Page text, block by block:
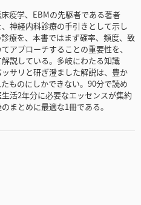
疫学、EBMの先駆者である著者
神経内科診療の手引きとして示し
療を、本書ではまず確率、頻度、致
アプローチすることの重要性を、
説している。多岐にわたる知識
サリと研ぎ澄ました解説は、豊か
ものにしかできない。90分で読め
活2年分に必要なエッセンスが集約
まとめに最適な1冊である。